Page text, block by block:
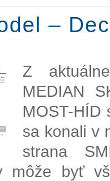
–
Z
MEDIAN
MOST-HÍD
sa konali v
strana
môže byť